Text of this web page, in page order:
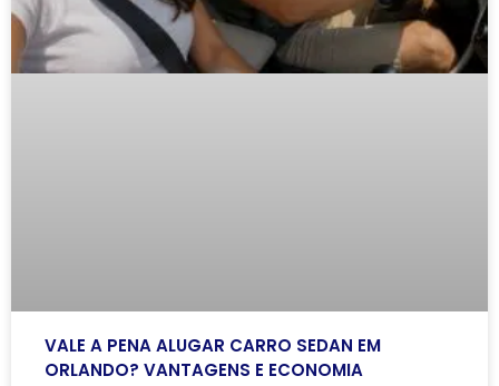
VALE A PENA ALUGAR CARRO SEDAN EM
ORLANDO? VANTAGENS E ECONOMIA